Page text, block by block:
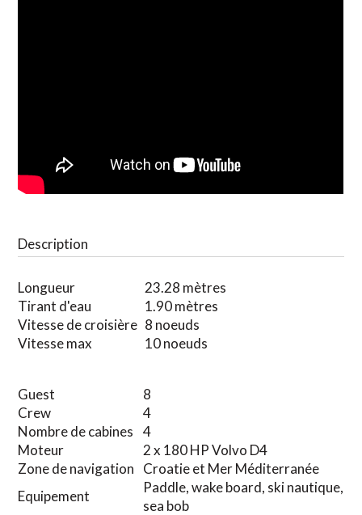
Description
Longueur
23.28 mètres
Tirant d'eau
1.90 mètres
Vitesse de croisière 8 noeuds
Vitesse max
10 noeuds
Guest
8
Crew
4
Nombre de cabines
4
Moteur
2 x 180 HP Volvo D4
Zone de navigation
Croatie et Mer Méditerranée
Equipement
Paddle, wake board, ski nautique,
sea bob